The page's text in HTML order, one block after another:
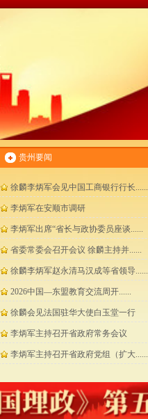
贵州要闻
徐麟李炳军会见中国工商银行行长......
李炳军在安顺市调研
李炳军出席“省长与政协委员座谈......
省委常委会召开会议 徐麟主持并......
徐麟李炳军赵永清马汉成等省领导......
2026中国—东盟教育交流周开......
徐麟会见法国驻华大使白玉堂一行
李炳军主持召开省政府常务会议
李炳军主持召开省政府党组（扩大......